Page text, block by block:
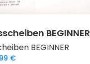
BEGINNER
BEGINNER
€